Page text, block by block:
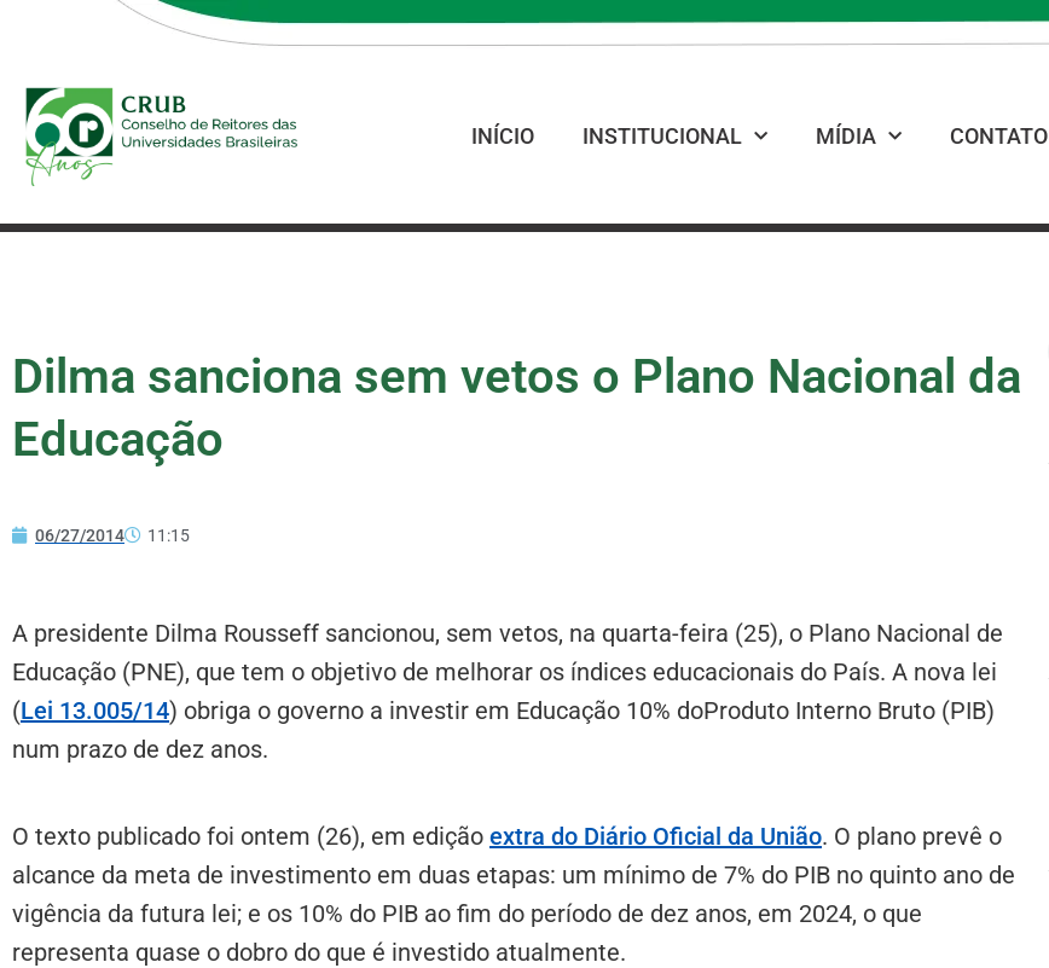
INÍCIO INSTITUCIONAL MÍDIA CONTATO
Dilma sanciona sem vetos o Plano Nacional da
Educação
06/27/2014 11:15
A presidente Dilma Rousseff sancionou, sem vetos, na quarta-feira (25), o Plano Nacional de
Educação (PNE), que tem o objetivo de melhorar os índices educacionais do País. A nova lei
(Lei 13.005/14) obriga o governo a investir em Educação 10% doProduto Interno Bruto (PIB)
num prazo de dez anos.
O texto publicado foi ontem (26), em edição extra do Diário Oficial da União. O plano prevê o
alcance da meta de investimento em duas etapas: um mínimo de 7% do PIB no quinto ano de
vigência da futura lei; e os 10% do PIB ao fim do período de dez anos, em 2024, o que
representa quase o dobro do que é investido atualmente.